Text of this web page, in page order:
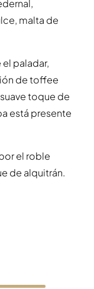
malta de
paladar,
de toffee
toque de
está presente
el roble
de alquitrán.